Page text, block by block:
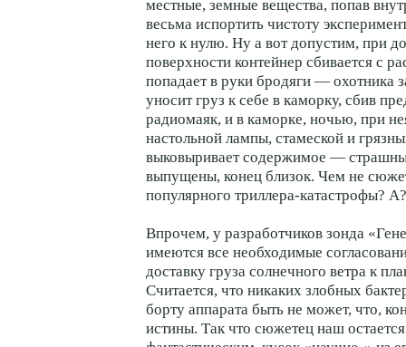
местные, земные вещества, попав
весьма испортить чистоту
него к нулю. Ну а вот допустим, при
поверхности контейнер сбивается с
попадает в руки бродяги — охотника
уносит груз к себе в каморку, сбив
радиомаяк, и в каморке, ночью, при
настольной лампы, стамеской и
выковыривает содержимое —
выпущены, конец близок. Чем не
популярного триллера-катастрофы?
Впрочем, у разработчиков зонда
имеются все необходимые
доставку груза солнечного ветра к
Считается, что никаких злобных
борту аппарата быть не может, что,
истины. Так что сюжетец наш